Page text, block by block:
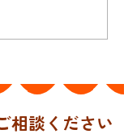
相談ください